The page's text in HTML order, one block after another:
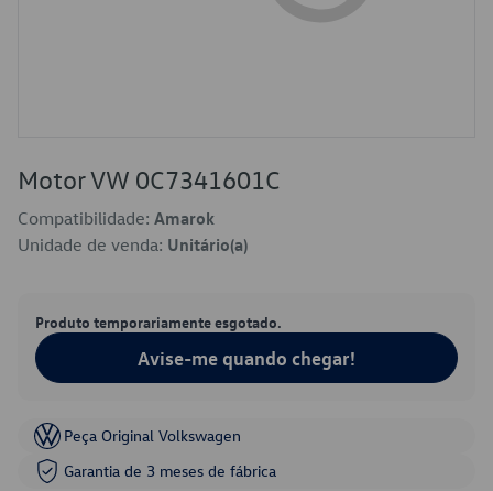
Motor VW 0C7341601C
Compatibilidade: Amarok
Unidade de venda: Unitário(a)
Produto temporariamente esgotado.
Avise-me quando chegar!
Peça Original Volkswagen
Garantia de 3 meses de fábrica